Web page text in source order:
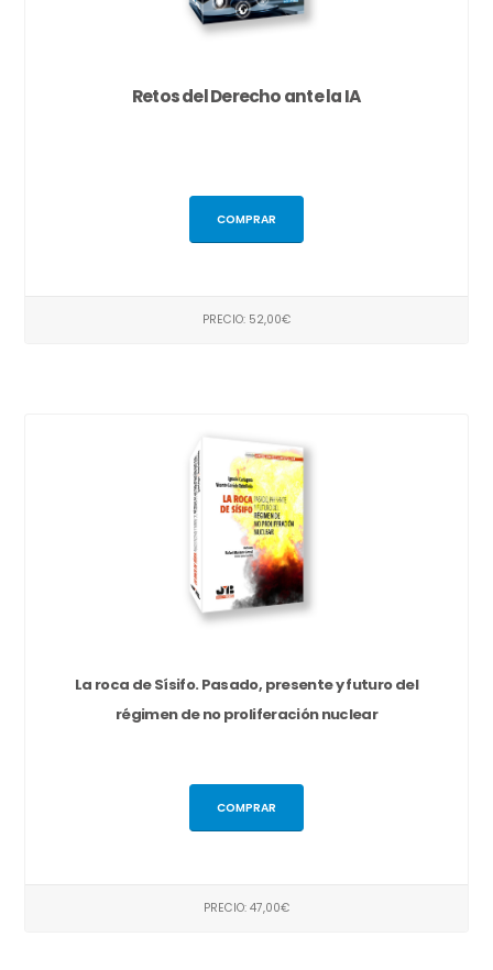
Retos del Derecho ante la IA
COMPRAR
PRECIO: 52,00€
La roca de Sísifo. Pasado, presente y futuro del
régimen de no proliferación nuclear
COMPRAR
PRECIO: 47,00€